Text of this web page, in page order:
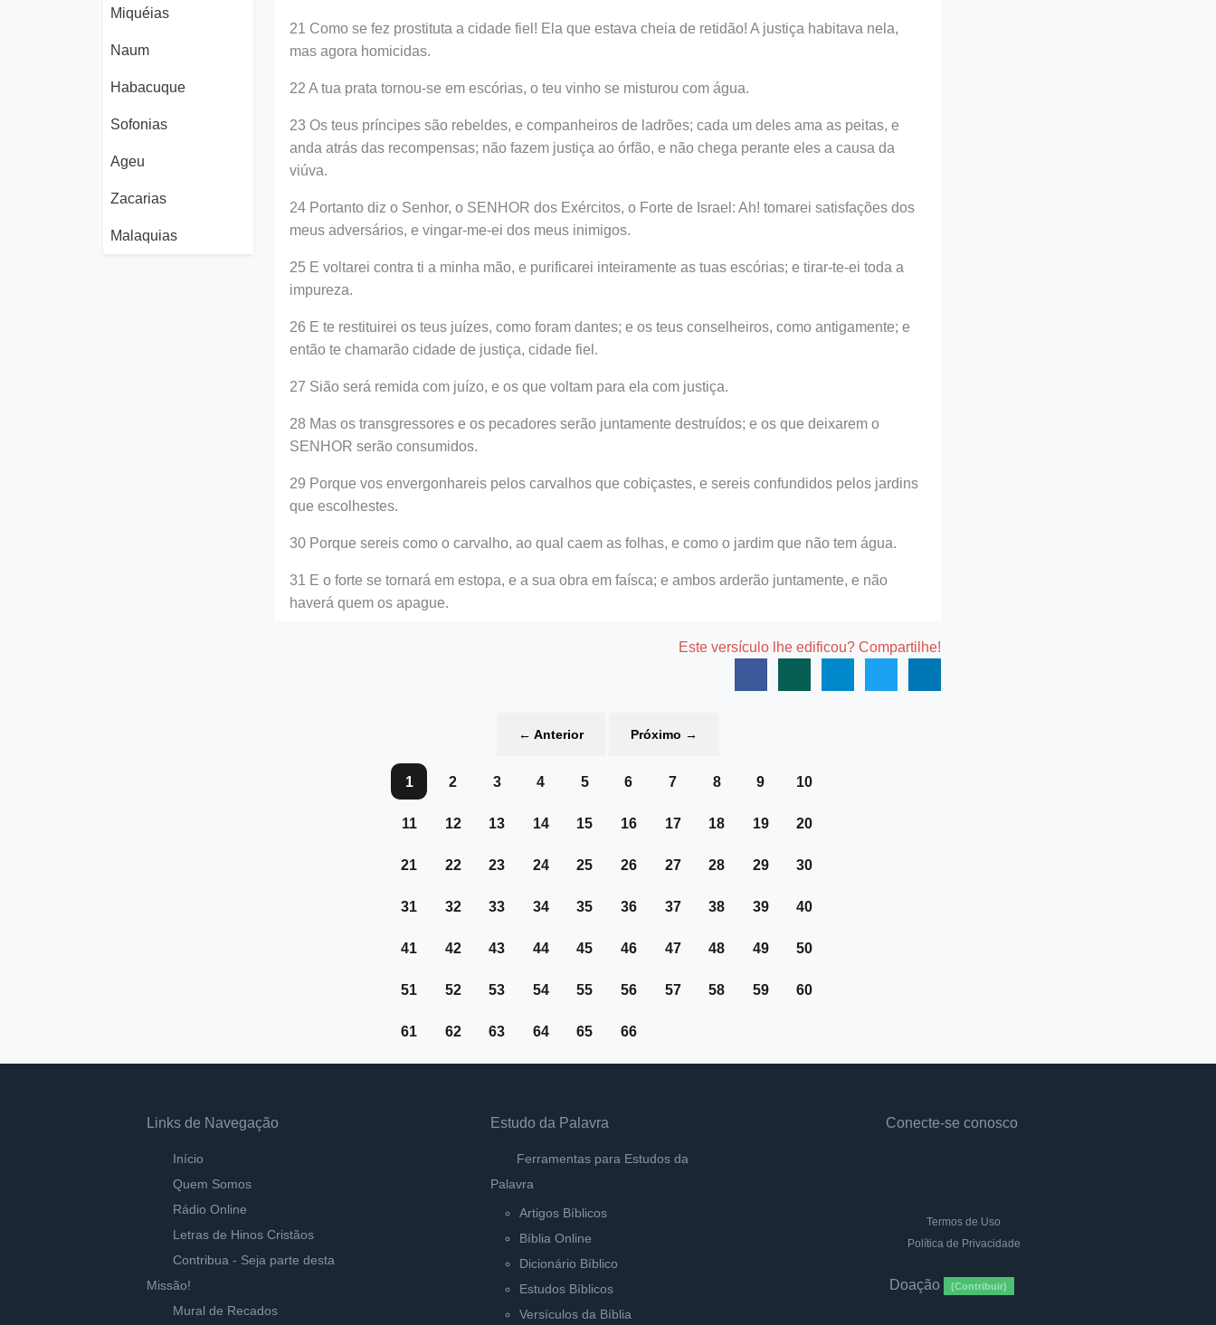
Miquéias
Naum
Habacuque
Sofonias
Ageu
Zacarias
Malaquias
21 Como se fez prostituta a cidade fiel! Ela que estava cheia de retidão! A justiça habitava nela,
mas agora homicidas.
22 A tua prata tornou-se em escórias, o teu vinho se misturou com água.
23 Os teus príncipes são rebeldes, e companheiros de ladrões; cada um deles ama as peitas, e
anda atrás das recompensas; não fazem justiça ao órfão, e não chega perante eles a causa da
viúva.
24 Portanto diz o Senhor, o SENHOR dos Exércitos, o Forte de Israel: Ah! tomarei satisfações dos
meus adversários, e vingar-me-ei dos meus inimigos.
25 E voltarei contra ti a minha mão, e purificarei inteiramente as tuas escórias; e tirar-te-ei toda a
impureza.
26 E te restituirei os teus juízes, como foram dantes; e os teus conselheiros, como antigamente; e
então te chamarão cidade de justiça, cidade fiel.
27 Sião será remida com juízo, e os que voltam para ela com justiça.
28 Mas os transgressores e os pecadores serão juntamente destruídos; e os que deixarem o
SENHOR serão consumidos.
29 Porque vos envergonhareis pelos carvalhos que cobiçastes, e sereis confundidos pelos jardins
que escolhestes.
30 Porque sereis como o carvalho, ao qual caem as folhas, e como o jardim que não tem água.
31 E o forte se tornará em estopa, e a sua obra em faísca; e ambos arderão juntamente, e não
haverá quem os apague.
Este versículo lhe edificou? Compartilhe!
← Anterior Próximo →
1 2 3 4 5 6 7 8 9 10
11 12 13 14 15 16 17 18 19 20
21 22 23 24 25 26 27 28 29 30
31 32 33 34 35 36 37 38 39 40
41 42 43 44 45 46 47 48 49 50
51 52 53 54 55 56 57 58 59 60
61 62 63 64 65 66
Links de Navegação
Início
Quem Somos
Rádio Online
Letras de Hinos Cristãos
Contribua - Seja parte desta
Missão!
Mural de Recados
Estudo da Palavra
Ferramentas para Estudos da
Palavra
Artigos Bíblicos
Bíblia Online
Dicionário Bíblico
Estudos Bíblicos
Versículos da Bíblia
Conecte-se conosco
Termos de Uso
Política de Privacidade
Doação (Contribuir)